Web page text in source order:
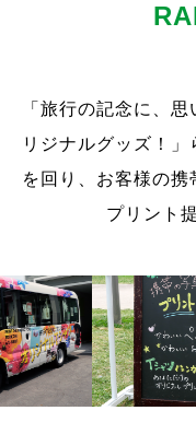
「旅行の記念に、
リジナルグッズ！」
を回り、お客様の
プリント